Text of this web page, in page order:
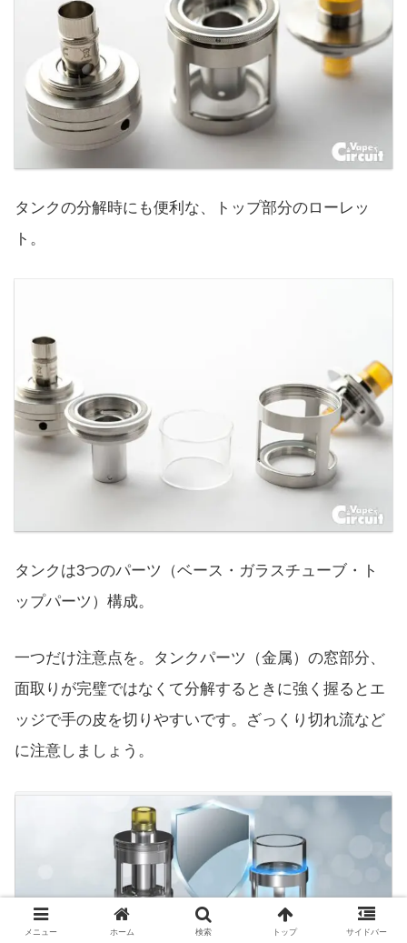
タンクの分解時にも便利な、トップ部分のローレッ
ト。
タンクは3つのパーツ（ベース・ガラスチューブ・ト
ップパーツ）構成。
一つだけ注意点を。タンクパーツ（金属）の窓部分、
面取りが完璧ではなくて分解するときに強く握るとエ
ッジで手の皮を切りやすいです。ざっくり切れ流など
に注意しましょう。
メニュー ホーム 検索 トップ サイドバー